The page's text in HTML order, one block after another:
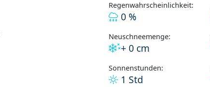
Regenwahrscheinlichkeit:
0 %
Neuschneemenge:
+ 0 cm
Sonnenstunden:
1 Std